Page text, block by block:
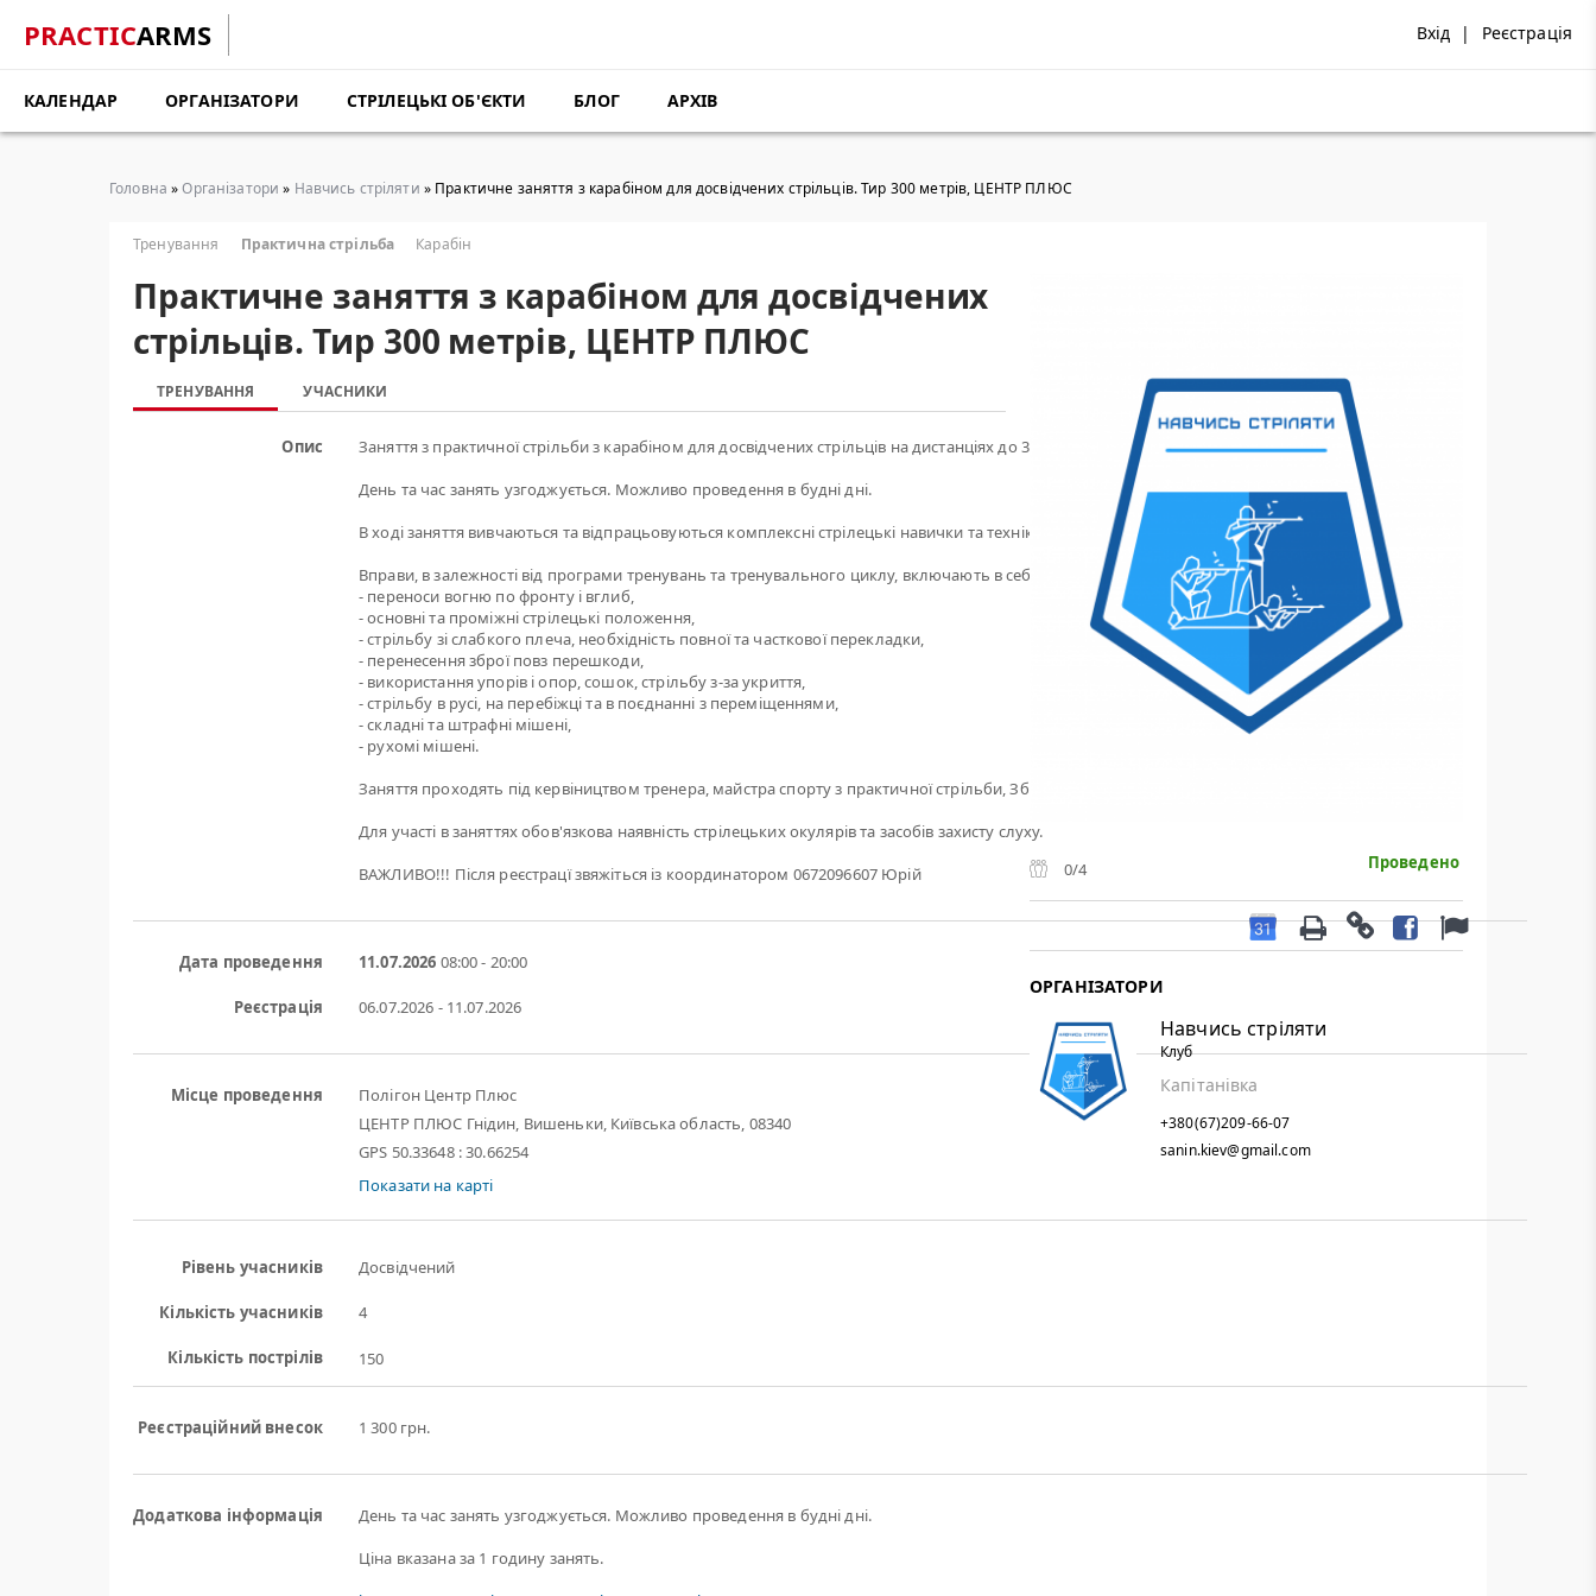
PRACTICARMS Вхід | Реєстрація
КАЛЕНДАР ОРГАНІЗАТОРИ СТРІЛЕЦЬКІ ОБ'ЄКТИ БЛОГ АРХІВ
Головна »Організатори » Навчись стріляти » Практичне заняття з карабіном для досвідчених стрільців. Тир 300 метрів, ЦЕНТР ПЛЮС
Тренування Практична стрільба Карабін
Практичне заняття з карабіном для досвідчених
стрільців. Тир 300 метрів, ЦЕНТР ПЛЮС
ТРЕНУВАННЯ УЧАСНИКИ
Опис
Заняття з практичної стрільби з карабіном для досвідчених стрільців на дистанціях до 300 м
День та час занять узгоджується. Можливо проведення в будні дні.
В ході заняття вивчаються та відпрацьовуються комплексні стрілецькі навички та техніки стрільби.
Вправи, в залежності від програми тренувань та тренувального циклу, включають в себе:
- переноси вогню по фронту і вглиб,
- основні та проміжні стрілецькі положення,
- стрільбу зі слабкого плеча, необхідність повної та часткової перекладки,
- перенесення зброї повз перешкоди,
- використання упорів і опор, сошок, стрільбу з-за укриття,
- стрільбу в русі, на перебіжці та в поєднанні з переміщеннями,
- складні та штрафні мішені,
- рухомі мішені.
Заняття проходять під кервіництвом тренера, майстра спорту з практичної стрільби, Збаранського Владислава
Для участі в заняттях обов'язкова наявність стрілецьких окулярів та засобів захисту слуху.
ВАЖЛИВО!!! Після реєстрацї звяжіться із координатором 0672096607 Юрій
Дата проведення 11.07.2026 08:00 - 20:00
Реєстрація 06.07.2026 - 11.07.2026
Місце проведення
Полігон Центр Плюс
ЦЕНТР ПЛЮС Гнідин, Вишеньки, Київська область, 08340
GPS 50.33648 : 30.66254
Показати на карті
Рівень учасників Досвідчений
Кількість учасників 4
Кількість пострілів 150
Реєстраційний внесок 1 300 грн.
Додаткова інформація
День та час занять узгоджується. Можливо проведення в будні дні.
Ціна вказана за 1 годину занять.
0/4 Проведено
ОРГАНІЗАТОРИ
Навчись стріляти
Клуб
Капітанівка
+380(67)209-66-07
sanin.kiev@gmail.com